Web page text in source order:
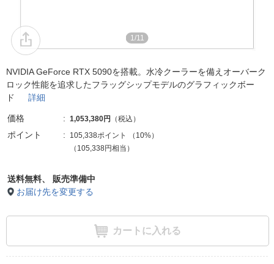
1/11
NVIDIA GeForce RTX 5090を搭載。水冷クーラーを備えオーバーク
ロック性能を追求したフラッグシップモデルのグラフィックボー
ド 詳細
価格 1,053,380円 （税込）
ポイント 105,338ポイント （ 10%）
（105,338円相当）
送料無料、
販売準備中
お届け先を変更する
カートに入れる